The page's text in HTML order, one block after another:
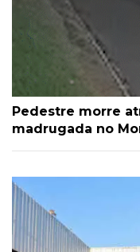
Pedestre morre
madrugada no